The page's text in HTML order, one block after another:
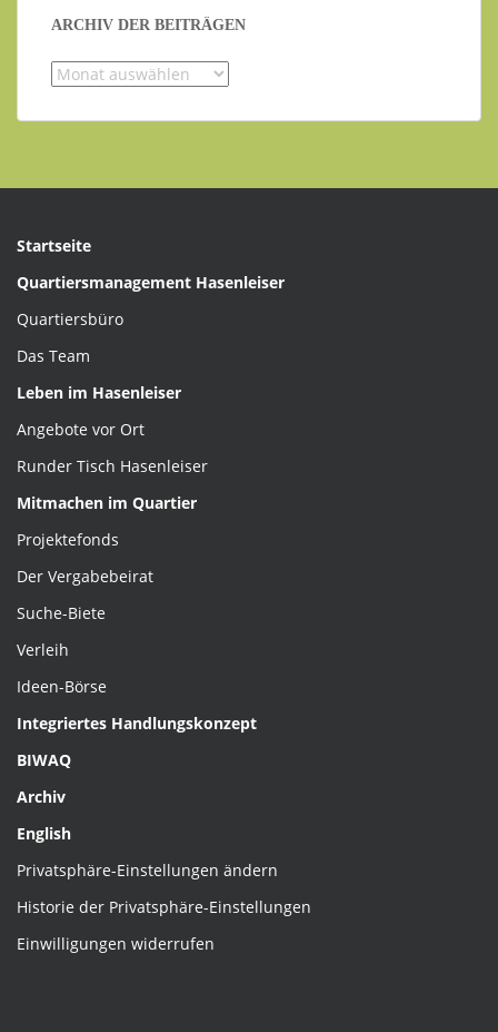
ARCHIV DER BEITRÄGEN
Startseite
Quartiersmanagement Hasenleiser
Quartiersbüro
Das Team
Leben im Hasenleiser
Angebote vor Ort
Runder Tisch Hasenleiser
Mitmachen im Quartier
Projektefonds
Der Vergabebeirat
Suche-Biete
Verleih
Ideen-Börse
Integriertes Handlungskonzept
BIWAQ
Archiv
English
Privatsphäre-Einstellungen ändern
Historie der Privatsphäre-Einstellungen
Einwilligungen widerrufen